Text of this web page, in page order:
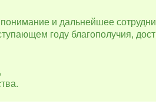
и дальнейшее
году благополучия,